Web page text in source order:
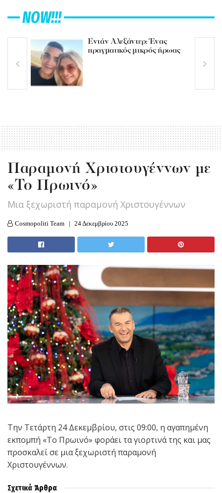
NOW!!!
Εντάν Αλεξάντερ: Ένας
πραγματικός μικρός ήρωας
Παραμονή Χριστουγέννων με
«Το Πρωινό»
Μια ξεχωριστή παραμονή Χριστουγέννων
Cosmopoliti Team 24 Δεκεμβρίου 2025
Την Τετάρτη 24 Δεκεμβρίου, στις 09:00, η αγαπημένη
εκπομπή «Το Πρωινό» φοράει τα γιορτινά της και μας
προσκαλεί σε μια ξεχωριστή παραμονή
Χριστουγέννων.
Σχετικά Άρθρα